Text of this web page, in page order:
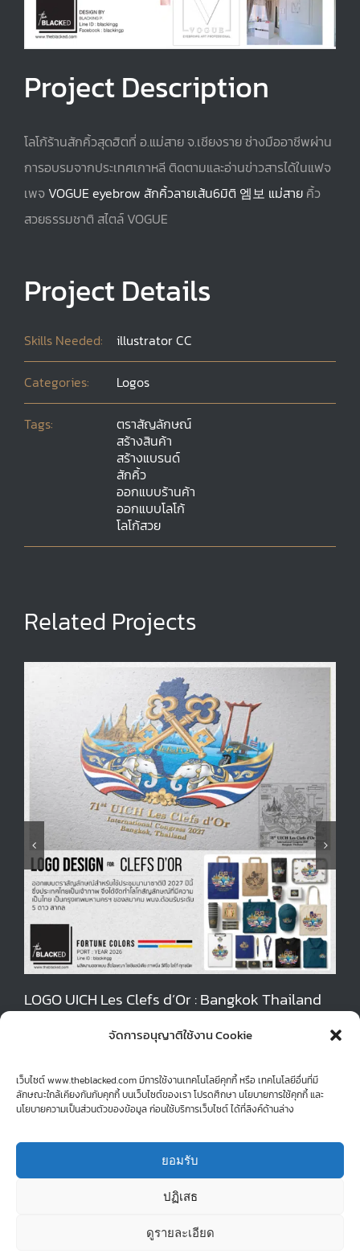
จัดการอนุญาติใช้งาน Cookie
เว็บไซต์ www.theblacked.com มีการใช้งานเทคโนโลยีคุกกี้ หรือ เทคโนโลยีอื่นที่มี
ลักษณะใกล้เคียงกันกับคุกกี้ บนเว็บไซต์ของเรา โปรดศึกษา นโยบายการใช้คุกกี้ และ
นโยบายความเป็นส่วนตัวของข้อมูล ก่อนใช้บริการเว็บไซต์ ได้ที่ลิงค์ด้านล่าง
ยอมรับ
ปฏิเสธ
ดูรายละเอียด
Project Description
โลโก้ร้านสักคิ้วสุดฮิตที่ อ.แม่สาย จ.เชียงราย ช่างมืออาชีพผ่าน
การอบรมจากประเทศเกาหลี ติดตามและอ่านข่าวสารได้ในแฟจ
เพจ VOGUE eyebrow สักคิ้วลายเส้น6มิติ 엠보 แม่สาย คิ้ว
สวยธรรมชาติ สไตล์ VOGUE
Project Details
Skills Needed: illustrator CC
Categories: Logos
Tags:
ตราสัญลักษณ์
สร้างสินค้า
สร้างแบรนด์
สักคิ้ว
ออกแบบร้านค้า
ออกแบบโลโก้
โลโก้สวย
Related Projects
LOGO UICH Les Clefs d’Or : Bangkok Thailand
| theblackedboy Theme by